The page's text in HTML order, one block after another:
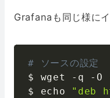
Grafanaも同じ様に
# ソースの設定
$ wget - q - O
$ echo "deb